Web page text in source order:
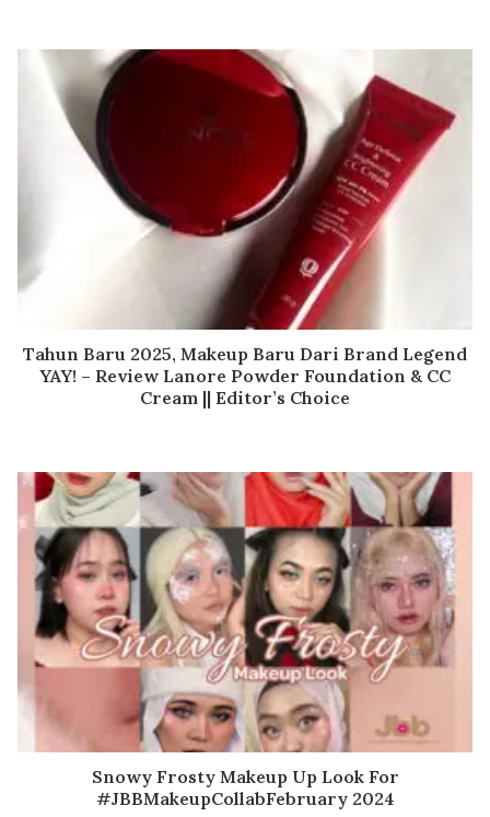
Tahun Baru 2025, Makeup Baru Dari Brand Legend
YAY! – Review Lanore Powder Foundation & CC
Cream || Editor’s Choice
Snowy Frosty Makeup Up Look For
#JBBMakeupCollabFebruary 2024